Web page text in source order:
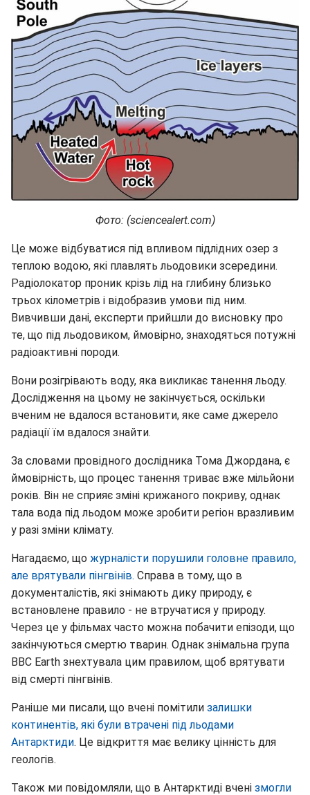
Фото: (sciencealert.com)
Це може відбуватися під впливом підлідних озер з
теплою водою, які плавлять льодовики зсередини.
Радіолокатор проник крізь лід на глибину близько
трьох кілометрів і відобразив умови під ним.
Вивчивши дані, експерти прийшли до висновку про
те, що під льодовиком, ймовірно, знаходяться потужні
радіоактивні породи.
Вони розігрівають воду, яка викликає танення льоду.
Дослідження на цьому не закінчується, оскільки
вченим не вдалося встановити, яке саме джерело
радіації їм вдалося знайти.
За словами провідного дослідника Тома Джордана, є
ймовірність, що процес танення триває вже мільйони
років. Він не сприяє зміні крижаного покриву, однак
тала вода під льодом може зробити регіон вразливим
у разі зміни клімату.
Нагадаємо, що журналісти порушили головне правило,
але врятували пінгвінів. Справа в тому, що в
документалістів, які знімають дику природу, є
встановлене правило - не втручатися у природу.
Через це у фільмах часто можна побачити епізоди, що
закінчуються смертю тварин. Однак знімальна група
BBC Earth знехтувала цим правилом, щоб врятувати
від смерті пінгвінів.
Раніше ми писали, що вчені помітили залишки
континентів, які були втрачені під льодами
Антарктиди. Це відкриття має велику цінність для
геологів.
Також ми повідомляли, що в Антарктиді вчені змогли